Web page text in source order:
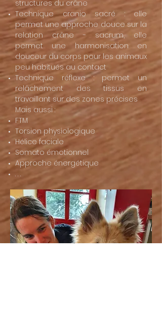
structures du crâne
Technique cranio sacré : elle
permet une approche douce sur la
relation crâne - sacrum, elle
permet une harmonisation en
douceur du corps pour les animaux
peu habitués au contact
Technique réflexe : permet un
relâchement des tissus en
travaillant sur des zones précises
Mais aussi :
FTM
Torsion physiologique
Hélice faciale
Somato émotionnel
Approche énergétique
. . .